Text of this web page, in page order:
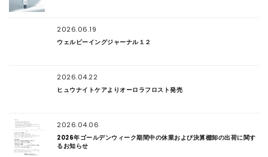
2026.06.19
ウェルビーイングジャーナル１２
2026.04.22
ヒュウナイトケアよりオーロラフロスト発売
2026.04.06
2026年ゴールデンウィーク期間中の休業および決算棚卸の出荷に関す
るお知らせ